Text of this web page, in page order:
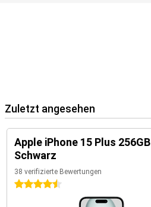
Zuletzt angesehen
Apple iPhone 15 Plus 256GB
Schwarz
38 verifizierte Bewertungen
4.5 Sterne